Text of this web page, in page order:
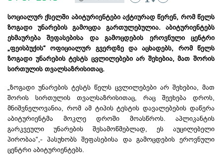
სოციალურ ქსელში აბიტურიენტები აქტიურად წერენ, რომ წელს
ზოგადი უნარების გამოცდა გართულებულია. აბიტურიენტებს
ეხმაურება შეფასებისა და გამოცდების ეროვნული ცენტრი
„ფეისბუქის“ ოფიციალურ გვერდზე და აცხადებს, რომ წელს
ზოგადი უნარების ტესტს ცვლილებები არ შეხებია, მათ შორის
სირთულის თვალსაზრისითაც.
„ზოგადი უნარების ტესტს წელს ცვლილებები არ შეხებია, მათ
შორის სირთულის თვალსაზრისითაც, რაც შეეხება დროს,
მნიშვნელოვანია, რომ ამ ტიპის ტესტის დავალებების დაწერა
აბიტურიენტმა მოკლე დროში მოასწროს. აპლიკანტის
გარკვეული უნარების შესამოწმებლად, ეს აუცილებელი
პირობაა“,- პასუხობს შეფასებისა და გამოცდების ეროვნული
ცენტრი აბიტურიენტებს.